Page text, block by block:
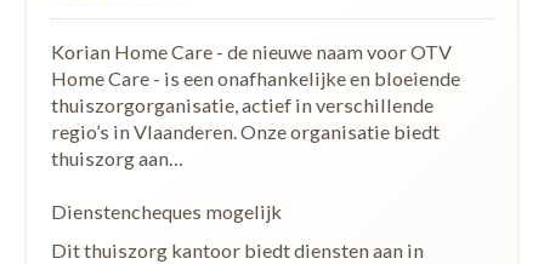
Korian Home Care - de nieuwe naam voor OTV
Home Care - is een onafhankelijke en bloeiende
thuiszorgorganisatie, actief in verschillende
regio’s in Vlaanderen. Onze organisatie biedt
thuiszorg aan…
Dienstencheques mogelijk
Dit thuiszorg kantoor biedt diensten aan in